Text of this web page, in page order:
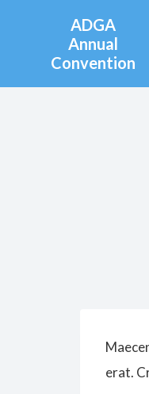
ADGA
Annual
Convention
erat.